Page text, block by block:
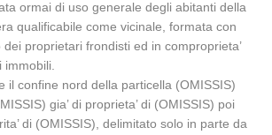
ormai di uso generale degli abitanti della
qualificabile come vicinale, formata con
dei proprietari frondisti ed in comproprieta’
il confine nord della particella (OMISSIS)
gia’ di proprieta’ di (OMISSIS) poi
di (OMISSIS), delimitato solo in parte da